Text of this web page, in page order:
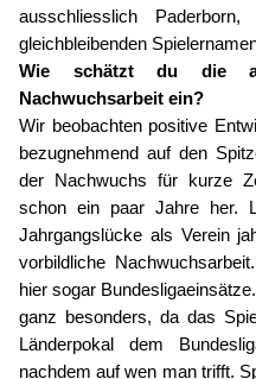
ausschliesslich
gleichbleibenden
Wie schätzt du die
Nachwuchsarbeit ein?
Wir beobachten positive
bezugnehmend auf den
der Nachwuchs für kurze
schon ein paar Jahre her.
Jahrgangslücke als Verein
vorbildliche
hier sogar
ganz besonders, da das
Länderpokal dem
nachdem auf wen man trifft.